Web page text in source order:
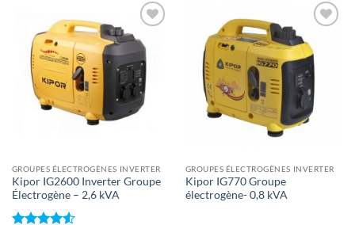
Toevoegen
aan
wenslijst
GROUPES ÉLECTROGÈNES INVERTER
Kipor IG2600 Inverter Groupe
Électrogène – 2,6 kVA
Toevoegen
aan
wenslijst
GROUPES ÉLECTROGÈNES INVERTER
Kipor IG770 Groupe
électrogène- 0,8 kVA